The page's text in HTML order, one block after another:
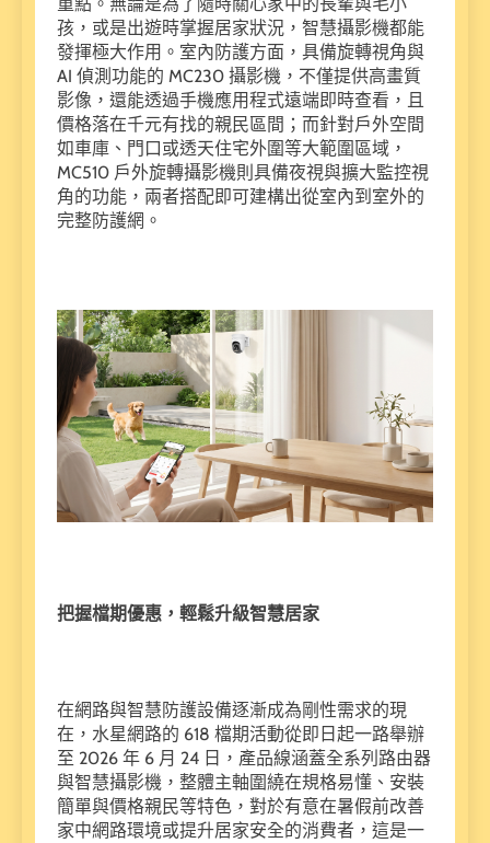
孩，或是出遊時掌握居家狀況，智慧攝影機都能
發揮極大作用。室內防護方面，具備旋轉視角與
AI 偵測功能的 MC230 攝影機，不僅提供高畫質
影像，還能透過手機應用程式遠端即時查看，且
價格落在千元有找的親民區間；而針對戶外空間
如車庫、門口或透天住宅外圍等大範圍區域，
MC510 戶外旋轉攝影機則具備夜視與擴大監控視
角的功能，兩者搭配即可建構出從室內到室外的
完整防護網。
把握檔期優惠，輕鬆升級智慧居家
在網路與智慧防護設備逐漸成為剛性需求的現
在，水星網路的 618 檔期活動從即日起一路舉辦
至 2026 年 6 月 24 日，產品線涵蓋全系列路由器
與智慧攝影機，整體主軸圍繞在規格易懂、安裝
簡單與價格親民等特色，對於有意在暑假前改善
家中網路環境或提升居家安全的消費者，這是一